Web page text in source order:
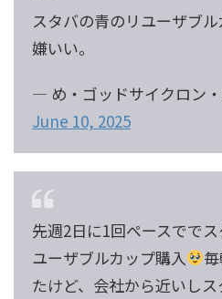
スタバの青のリユーザブ
嫌いい。
— め・ゴッドサイクロン
June 10, 2025
先週2日に1回ペースでで
ユーザブルカップ購入
たけど、会社から近いし